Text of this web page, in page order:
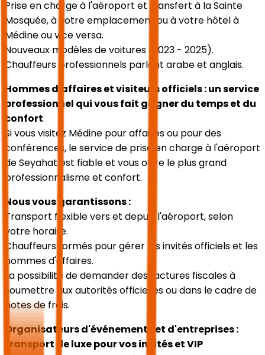
Prise en charge à l'aéroport et transfert à la Sainte
Mosquée, à votre emplacement ou à votre hôtel à
Médine ou vice versa.
Nouveaux modèles de voitures (2023 - 2025).
Chauffeurs professionnels parlant arabe et anglais.
Hommes d'affaires et visiteurs officiels : un service
professionnel qui vous fait gagner du temps et du
confort
Si vous visitez Médine pour affaires ou pour des
conférences, le service de prise en charge à l'aéroport
de Seyahat est fiable et vous offre le plus grand
professionnalisme et confort.
Nous vous garantissons :
Transport flexible vers et depuis l'aéroport, selon
votre horaire.
Chauffeurs formés pour gérer les invités officiels et les
hommes d'affaires.
La possibilité de demander des factures fiscales à
soumettre aux autorités officielles ou dans le cadre de
notes de frais.
Organisateurs d'événements et d'entreprises :
transport de luxe pour vos invités et VIP